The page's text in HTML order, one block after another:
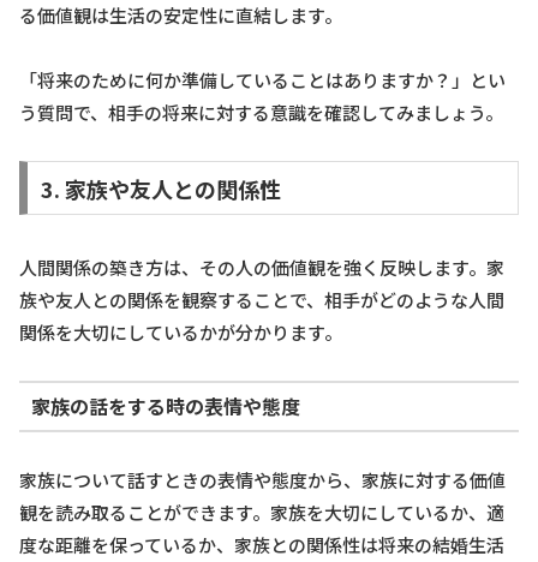
る価値観は生活の安定性に直結します。
「将来のために何か準備していることはありますか？」とい
う質問で、相手の将来に対する意識を確認してみましょう。
3. 家族や友人との関係性
人間関係の築き方は、その人の価値観を強く反映します。家
族や友人との関係を観察することで、相手がどのような人間
関係を大切にしているかが分かります。
家族の話をする時の表情や態度
家族について話すときの表情や態度から、家族に対する価値
観を読み取ることができます。家族を大切にしているか、適
度な距離を保っているか、家族との関係性は将来の結婚生活